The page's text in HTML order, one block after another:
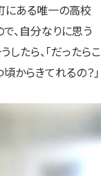
にある唯一の高校
、自分なりに思う
たら、「だったらこ
からきてれるの？」